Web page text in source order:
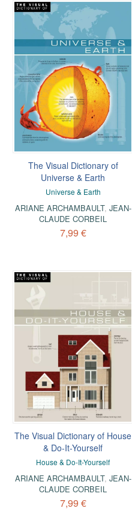
The Visual Dictionary of
Universe & Earth
Universe & Earth
ARIANE ARCHAMBAULT, JEAN-
CLAUDE CORBEIL
7,99 €
The Visual Dictionary of House
& Do-It-Yourself
House & Do-It-Yourself
ARIANE ARCHAMBAULT, JEAN-
CLAUDE CORBEIL
7,99 €